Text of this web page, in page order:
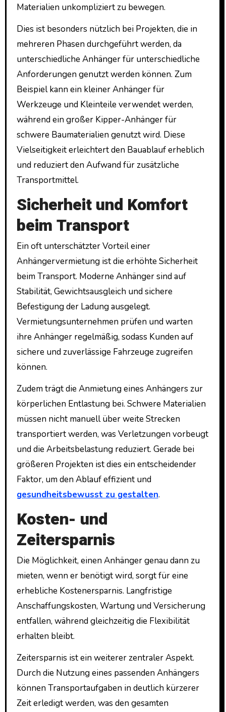
Materialien unkompliziert zu bewegen.
Dies ist besonders nützlich bei Projekten, die in
mehreren Phasen durchgeführt werden, da
unterschiedliche Anhänger für unterschiedliche
Anforderungen genutzt werden können. Zum
Beispiel kann ein kleiner Anhänger für
Werkzeuge und Kleinteile verwendet werden,
während ein großer Kipper-Anhänger für
schwere Baumaterialien genutzt wird. Diese
Vielseitigkeit erleichtert den Bauablauf erheblich
und reduziert den Aufwand für zusätzliche
Transportmittel.
Sicherheit und Komfort
beim Transport
Ein oft unterschätzter Vorteil einer
Anhängervermietung ist die erhöhte Sicherheit
beim Transport. Moderne Anhänger sind auf
Stabilität, Gewichtsausgleich und sichere
Befestigung der Ladung ausgelegt.
Vermietungsunternehmen prüfen und warten
ihre Anhänger regelmäßig, sodass Kunden auf
sichere und zuverlässige Fahrzeuge zugreifen
können.
Zudem trägt die Anmietung eines Anhängers zur
körperlichen Entlastung bei. Schwere Materialien
müssen nicht manuell über weite Strecken
transportiert werden, was Verletzungen vorbeugt
und die Arbeitsbelastung reduziert. Gerade bei
größeren Projekten ist dies ein entscheidender
Faktor, um den Ablauf effizient und
gesundheitsbewusst zu gestalten.
Kosten- und
Zeitersparnis
Die Möglichkeit, einen Anhänger genau dann zu
mieten, wenn er benötigt wird, sorgt für eine
erhebliche Kostenersparnis. Langfristige
Anschaffungskosten, Wartung und Versicherung
entfallen, während gleichzeitig die Flexibilität
erhalten bleibt.
Zeitersparnis ist ein weiterer zentraler Aspekt.
Durch die Nutzung eines passenden Anhängers
können Transportaufgaben in deutlich kürzerer
Zeit erledigt werden, was den gesamten